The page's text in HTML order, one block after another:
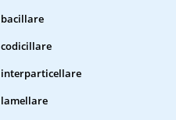
bacillare
codicillare
interparticellare
lamellare